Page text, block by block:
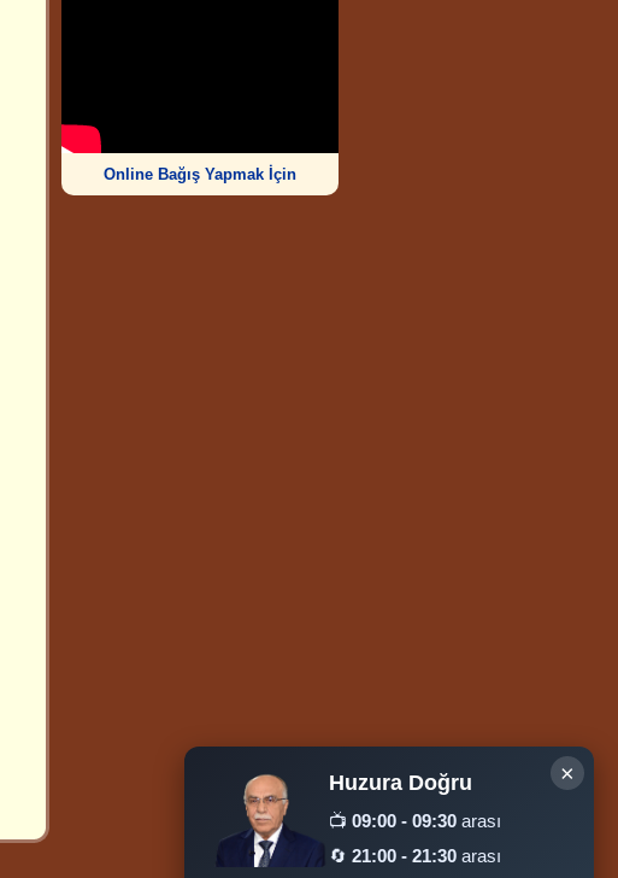
Online Bağış Yapmak İçin
×
Huzura Doğru
📺 09:00 - 09:30 arası
🔄 21:00 - 21:30 arası